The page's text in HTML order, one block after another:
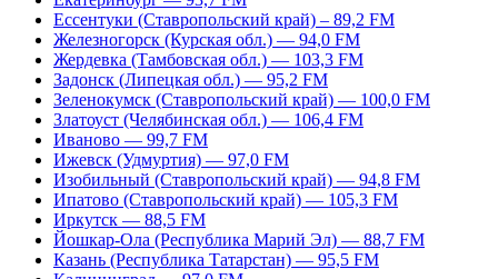
Ессентуки (Ставропольский край) – 89,2 FM
Железногорск (Курская обл.) — 94,0 FM
Жердевка (Тамбовская обл.) — 103,3 FM
Задонск (Липецкая обл.) — 95,2 FM
Зеленокумск (Ставропольский край) — 100,0 FM
Златоуст (Челябинская обл.) — 106,4 FM
Иваново — 99,7 FM
Ижевск (Удмуртия) — 97,0 FM
Изобильный (Ставропольский край) — 94,8 FM
Ипатово (Ставропольский край) — 105,3 FM
Иркутск — 88,5 FM
Йошкар-Ола (Республика Марий Эл) — 88,7 FM
Казань (Республика Татарстан) — 95,5 FM